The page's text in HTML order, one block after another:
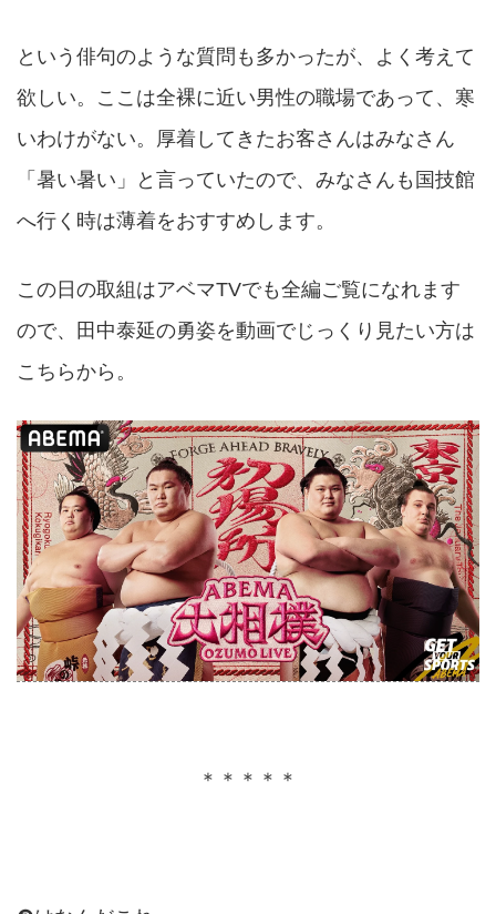
という俳句のような質問も多かったが、よく考えて
欲しい。ここは全裸に近い男性の職場であって、寒
いわけがない。厚着してきたお客さんはみなさん
「暑い暑い」と言っていたので、みなさんも国技館
へ行く時は薄着をおすすめします。
この日の取組はアベマTVでも全編ご覧になれます
ので、田中泰延の勇姿を動画でじっくり見たい方は
こちらから。
＊＊＊＊＊